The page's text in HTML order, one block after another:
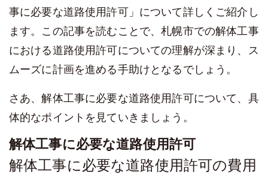
事に必要な道路使用許可」について詳しくご紹介し
ます。この記事を読むことで、札幌市での解体工事
における道路使用許可についての理解が深まり、ス
ムーズに計画を進める手助けとなるでしょう。
さあ、解体工事に必要な道路使用許可について、具
体的なポイントを見ていきましょう。
解体工事に必要な道路使用許可
解体工事に必要な道路使用許可の費用